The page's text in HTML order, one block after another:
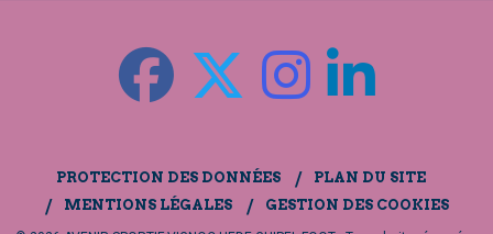
PROTECTION DES DONNÉES
PLAN DU SITE
MENTIONS LÉGALES
GESTION DES COOKIES